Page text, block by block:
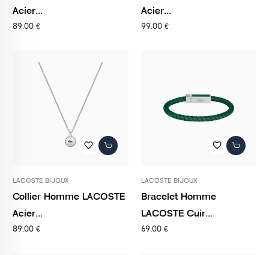
Acier...
89,00 €
Acier...
99,00 €
favorite_border
LACOSTE BIJOUX
Collier Homme LACOSTE
Acier...
89,00 €
favorite_border
LACOSTE BIJOUX
Bracelet Homme
LACOSTE Cuir...
69,00 €